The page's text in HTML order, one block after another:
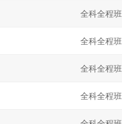
全科全程班
全科全程班
全科全程班
全科全程班